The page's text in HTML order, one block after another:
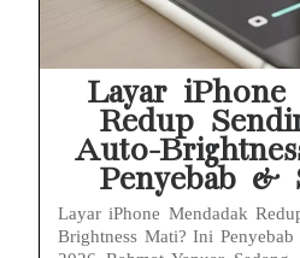
Layar iPhone
Redup
Auto-
Penyebab &
Layar iPhone Mendadak
Brightness Mati? Ini